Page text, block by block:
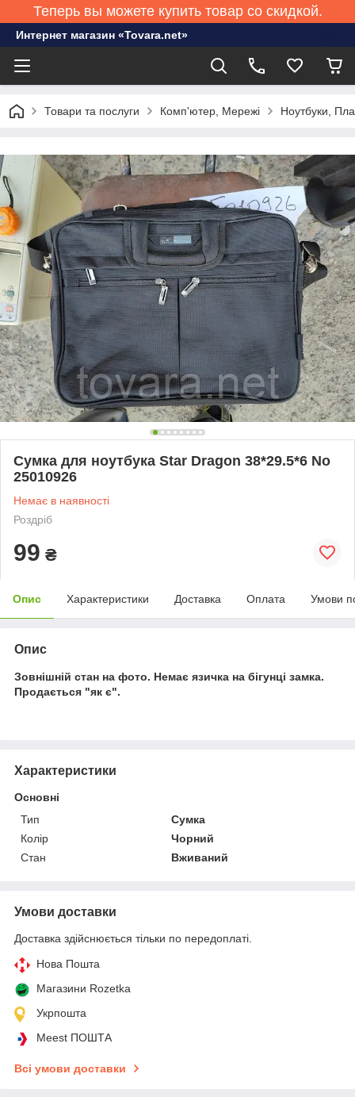
Теперь вы можете купить товар со скидкой.
Интернет магазин «Tovara.net»
Товари та послуги Комп'ютер, Мережі Ноутбуки,
Сумка для ноутбука Star Dragon 38*29.5*6 No
25010926
Немає в наявності
Роздріб
99 ₴
Опис Характеристики Доставка Оплата Умови
Опис
Зовнішній стан на фото. Немає язичка на бігунці замка.
Продається "як є".
Характеристики
Основні
Тип
Сумка
Колір
Чорний
Стан
Вживаний
Умови доставки
Доставка здійснюється тільки по передоплаті.
Нова Пошта
Магазини Rozetka
Укрпошта
Meest ПОШТА
Всі умови доставки